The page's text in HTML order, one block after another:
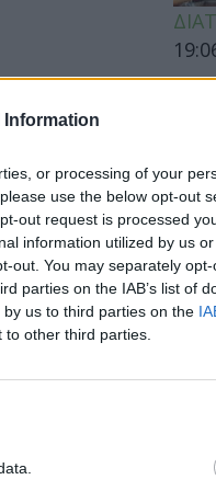
Information
or processing of your
use the below opt-out
out request is processed
information utilized by us
out. You may separately
parties on the IAB’s list of
us to third parties on the
other third parties.
Μαξίμου
Μέγαρο